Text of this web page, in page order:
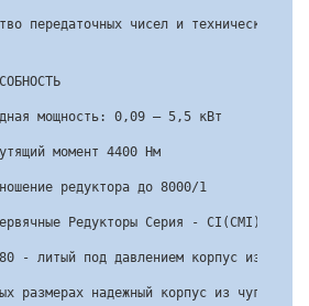
передаточных чисел и технических
мощность: 0,09 – 5,5 кВт
момент 4400 Нм
редуктора до 8000/1
Редукторы Серия - CI(CMI)-I это
- литый под давлением корпус из
размерах надежный корпус из чугуна